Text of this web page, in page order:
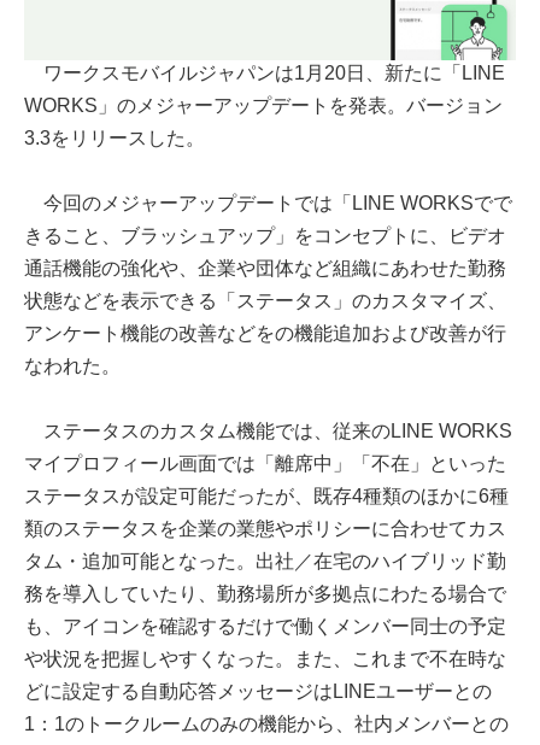
ワークスモバイルジャパンは1月20日、新たに「LINE
WORKS」のメジャーアップデートを発表。バージョン
3.3をリリースした。
今回のメジャーアップデートでは「LINE WORKSでで
きること、ブラッシュアップ」をコンセプトに、ビデオ
通話機能の強化や、企業や団体など組織にあわせた勤務
状態などを表⽰できる「ステータス」のカスタマイズ、
アンケート機能の改善などをの機能追加および改善が⾏
なわれた。
ステータスのカスタム機能では、従来のLINE WORKS
マイプロフィール画⾯では「離席中」「不在」といった
ステータスが設定可能だったが、既存4種類のほかに6種
類のステータスを企業の業態やポリシーに合わせてカス
タム・追加可能となった。出社／在宅のハイブリッド勤
務を導⼊していたり、勤務場所が多拠点にわたる場合で
も、アイコンを確認するだけで働くメンバー同士の予定
や状況を把握しやすくなった。また、これまで不在時な
どに設定する⾃動応答メッセージはLINEユーザーとの
1：1のトークルームのみの機能から、社内メンバーとの